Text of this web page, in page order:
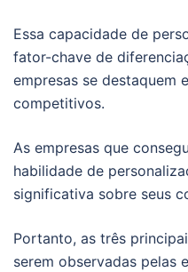
Essa capacidade de
fator-chave de
empresas se destaquem
competitivos.
As empresas que
habilidade de
significativa sobre seus
Portanto, as três
serem observadas pelas